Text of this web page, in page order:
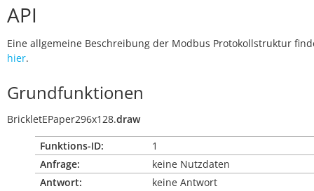
API
Eine allgemeine Beschreibung der Modbus Protokollstruktur
hier.
Grundfunktionen
BrickletEPaper296x128.draw
Funktions-ID:
1
Anfrage:
keine Nutzdaten
Antwort:
keine Antwort